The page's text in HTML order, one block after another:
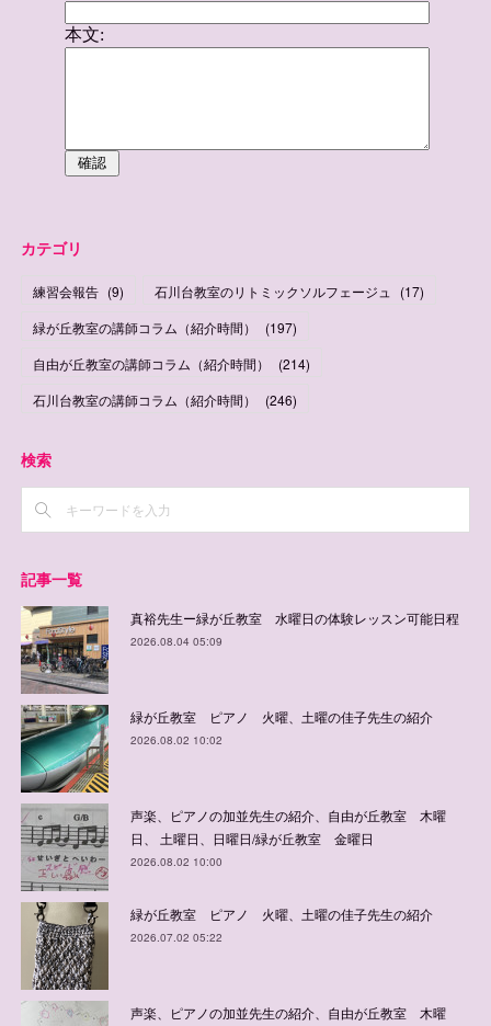
カテゴリ
練習会報告 (9) 石川台教室のリトミックソルフェージュ (17)
緑が丘教室の講師コラム（紹介時間）
(197)
自由が丘教室の講師コラム（紹介時間）
(214)
石川台教室の講師コラム（紹介時間）
(246)
検索
記事一覧
真裕先生ー緑が丘教室 水曜日の体験レッスン可能日程
2026.08.04 05:09
緑が丘教室 ピアノ 火曜、土曜の佳子先生の紹介
2026.08.02 10:02
声楽、ピアノの加並先生の紹介、自由が丘教室 木曜
日、 土曜日、日曜日/緑が丘教室 金曜日
2026.08.02 10:00
緑が丘教室 ピアノ 火曜、土曜の佳子先生の紹介
2026.07.02 05:22
声楽、ピアノの加並先生の紹介、自由が丘教室 木曜